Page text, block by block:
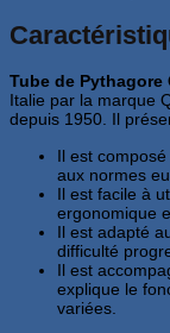
Tube de Pythagore
Italie par la marque
depuis 1950. Il
Il est
aux normes
Il est facile à
ergonomique
Il est adapté
difficulté
Il est
explique le
variées.